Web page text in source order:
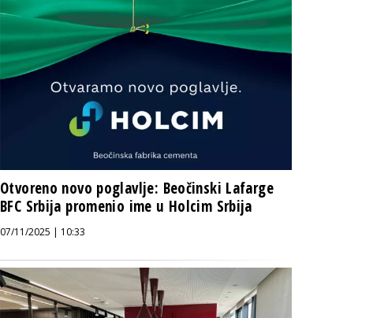
Otvoreno novo poglavlje: Beočinski Lafarge
BFC Srbija promenio ime u Holcim Srbija
07/11/2025 | 10:33